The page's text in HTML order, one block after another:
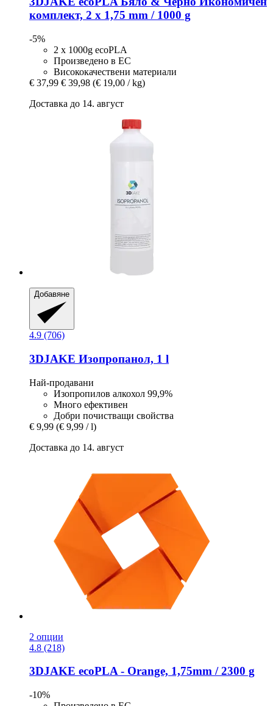
комплект, 2 x 1,75 mm / 1000 g
-5%
2 x 1000g ecoPLA
Произведено в ЕС
Висококачествени материали
€ 37,99 € 39,98 (€ 19,00 / kg)
Доставка до 14. август
Добавяне
4.9 (706)
3DJAKE Изопропанол, 1 l
Най-продавани
Изопропилов алкохол 99,9%
Много ефективен
Добри почистващи свойства
€ 9,99 (€ 9,99 / l)
Доставка до 14. август
2 опции
4.8 (218)
3DJAKE ecoPLA -​ Orange, 1,75mm / 2300 g
-10%